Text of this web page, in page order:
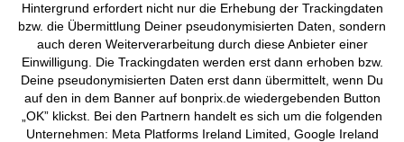
Deutsch Français
Hintergrund erfordert nicht nur die Erhebung der Trackingdaten
bzw. die Übermittlung Deiner pseudonymisierten Daten, sondern
auch deren Weiterverarbeitung durch diese Anbieter einer
Einwilligung. Die Trackingdaten werden erst dann erhoben bzw.
Deine pseudonymisierten Daten erst dann übermittelt, wenn Du
auf den in dem Banner auf bonprix.de wiedergebenden Button
„OK” klickst. Bei den Partnern handelt es sich um die folgenden
Unternehmen: Meta Platforms Ireland Limited, Google Ireland